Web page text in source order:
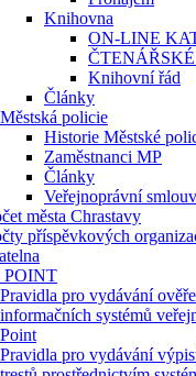
Knihovna
ON-LINE
Knihovní řád
Články
Městská policie
Historie Městské
Zaměstnanci MP
Články
Veřejnoprávní
města Chrastavy
příspěvkových
POINT
Pravidla pro vydávání
informačních systémů
Point
Pravidla pro vydávání